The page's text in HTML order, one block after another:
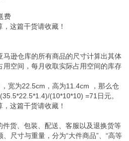
费
这篇干货请收藏！
马逊仓库的所有商品的尺寸计算出其体
用空间，每月收取实际占用空间的库存
宽为22.5cm，高为11.4cm ，那么仓
(10*10*10) =71日元。
这篇干货请收藏！
货、包装、配送、客服以及退换货等
尺寸与重量，分为“大件商品”、“高等